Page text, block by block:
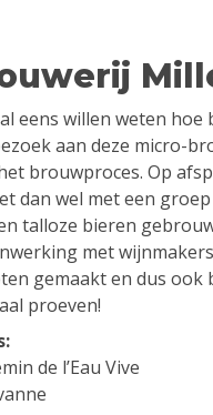
eens willen weten
aan deze micro-
brouwproces. Op
dan wel met een
talloze bieren
met
gemaakt en dus ook
proeven!
de l’Eau Vive